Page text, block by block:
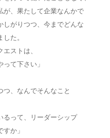
が、果たして企業なんかで
がりつつ、今までどんな
た。
ストは、
て下さい」
、なんでそんなこと
るって、リーダーシップ
か」